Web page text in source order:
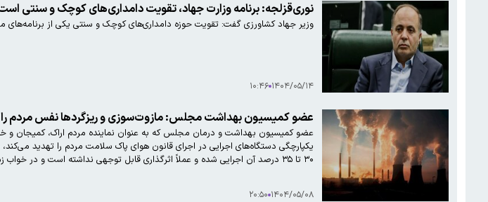
نوری‌قزلجه: برنامه وزارت جهاد، تقویت دامداری‌های کوچک و سنتی
وزیر جهاد کشاورزی گفت: تقویت حوزه دامداری‌های کوچک و سنتی یکی از
۱۴۰۴/۰۵/۱۴ ۱۰:۴۶
عضو کمیسیون بهداشت مجلس: مازوت‌سوزی و ریزگرد‌ها نفس مردم را
عضو کمیسیون بهداشت و درمان مجلس که به عنوان نماینده مردم اراک، کمیجان و
یکپارچگی دستگاه‌های اجرایی در اجرای قانون هوای پاک سلامت مردم را تهدید
۳۰ تا ۳۵ درصد آن اجرایی شده و عملاً اثرگذاری قابل توجهی نداشته است و در خواب زمستانی به سر می‌برد.
۱۴۰۴/۰۵/۰۸ ۲۰:۵۰